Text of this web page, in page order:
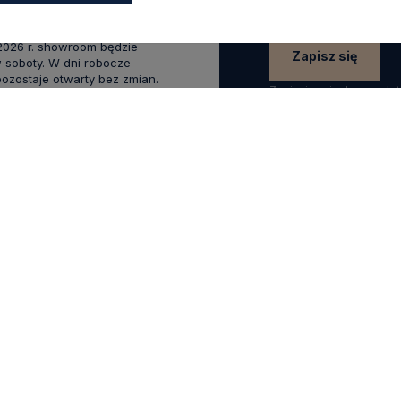
Zapisz się
Zapisując się do
r. showroom będzie
soboty. W dni robocze
otwarty bez zmian.